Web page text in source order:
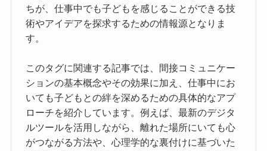
ちが、仕事中でも子どもを感じることができる技
術やアイデアを探求するための情報源となりま
す。
このタグに関連する記事では、間接コミュニケー
ションの基本概念やその効果に加え、仕事中にお
いても子どもとの絆を深めるための具体的なアプ
ローチを紹介しています。例えば、最新のデジタ
ルツールを活用しながら、離れた場所にいても心
がつながる方法や、心理学的な裏付けに基づいた